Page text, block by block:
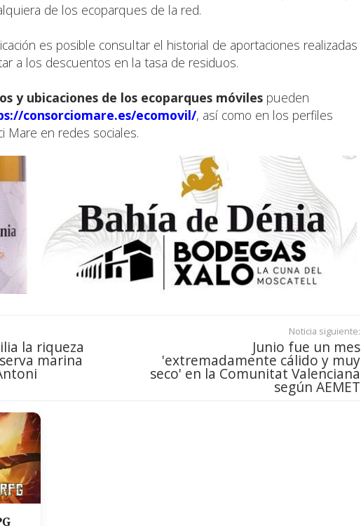
de los ecoparques de la red.
es posible consultar el historial de aportaciones realizadas
a los descuentos en la tasa de residuos.
y ubicaciones de los ecoparques móviles pueden
consorciomare.es/ecomovil/, así como en los perfiles
Mare en redes sociales.
la riqueza
marina
Noticia siguiente:
Junio fue un mes
'extremadamente cálido y muy
seco' en la Comunitat Valenciana
según AEMET